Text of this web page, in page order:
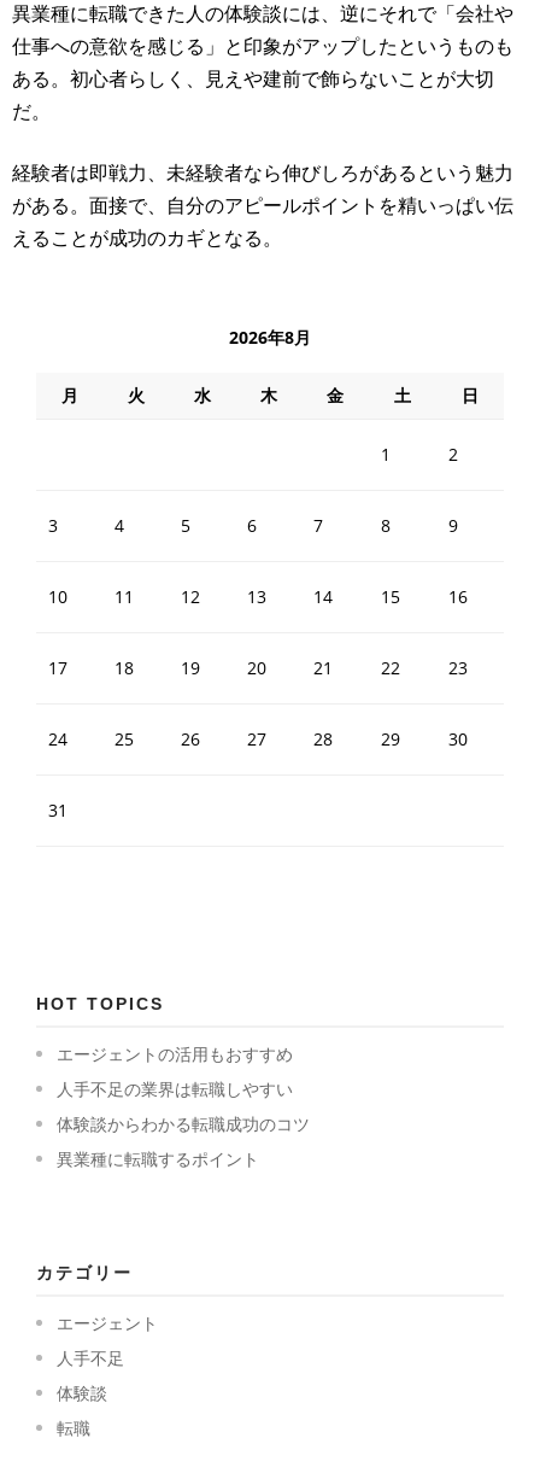
異業種に転職できた人の体験談には、逆にそれで「会社や
仕事への意欲を感じる」と印象がアップしたというものも
ある。初心者らしく、見えや建前で飾らないことが大切
だ。
経験者は即戦力、未経験者なら伸びしろがあるという魅力
がある。面接で、自分のアピールポイントを精いっぱい伝
えることが成功のカギとなる。
2026年8月
月 火 水 木 金 土 日
1 2
3 4 5 6 7 8 9
10 11 12 13 14 15 16
17 18 19 20 21 22 23
24 25 26 27 28 29 30
31
HOT TOPICS
エージェントの活用もおすすめ
人手不足の業界は転職しやすい
体験談からわかる転職成功のコツ
異業種に転職するポイント
カテゴリー
エージェント
人手不足
体験談
転職